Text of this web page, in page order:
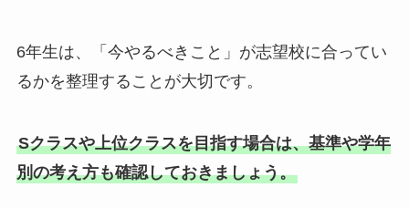
6年生は、「今やるべきこと」が志望校に合ってい
るかを整理することが大切です。
Sクラスや上位クラスを目指す場合は、基準や学年
別の考え方も確認しておきましょう。